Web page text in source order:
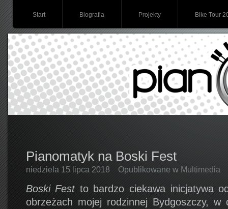
Start Biografia Projekty Bike Tour
Pianomatyk na Boski Fest
niedziela 15 lipca 2018 Opublikowane w Multimedia
Boski Festto bardzo ciekawa inicjatywa
obrzeżach mojej rodzinnej Bydgoszczy, w